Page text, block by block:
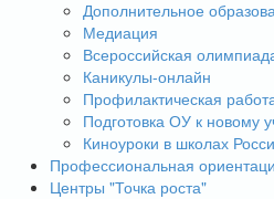
Дополнительное
Медиация
Всероссийская
Каникулы-онлайн
Профилактическая
Подготовка ОУ к новому
Киноуроки в школах
Профессиональная
Центры "Точка роста"